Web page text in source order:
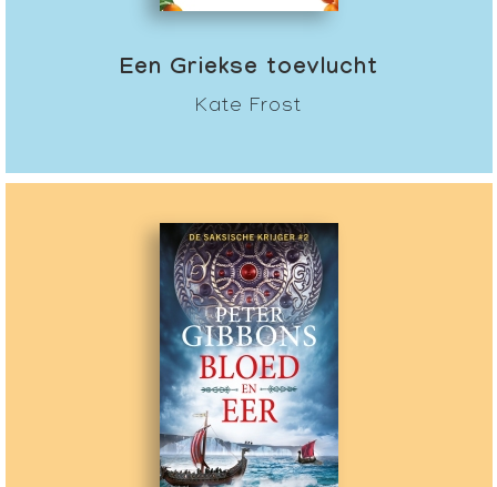
Een Griekse toevlucht
Kate Frost